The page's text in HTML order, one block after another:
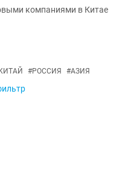
компаниями в Китае
#РОССИЯ #АЗИЯ